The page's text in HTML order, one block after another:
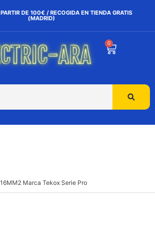
DE 100€ / RECOGIDA EN TIENDA GRATIS
(MADRID)
0
Marca Tekox Serie Pro